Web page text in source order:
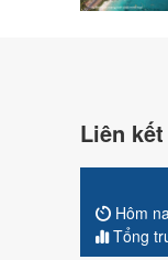
Liên
Hôm
Tổng